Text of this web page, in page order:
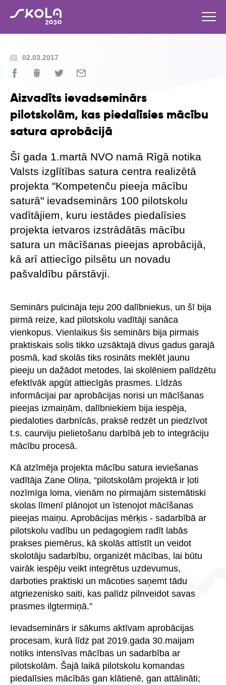
02.03.2017
Aizvadīts ievadseminārs
pilotskolām, kas piedalīsies mācību
satura aprobācijā
Šī gada 1.martā NVO namā Rīgā notika
Valsts izglītības satura centra realizētā
projekta "Kompetenču pieeja mācību
saturā" ievadseminārs 100 pilotskolu
vadītājiem, kuru iestādes piedalīsies
projekta ietvaros izstrādātās mācību
satura un mācīšanas pieejas aprobācijā,
kā arī attiecīgo pilsētu un novadu
pašvaldību pārstāvji.
Seminārs pulcināja teju 200 dalībniekus, un šī bija
pirmā reize, kad pilotskolu vadītāji sanāca
vienkopus. Vienlaikus šis seminārs bija pirmais
praktiskais solis tikko uzsāktajā divus gadus garajā
posmā, kad skolās tiks rosināts meklēt jaunu
pieeju un dažādot metodes, lai skolēniem palīdzētu
efektīvāk apgūt attiecīgās prasmes. Līdzās
informācijai par aprobācijas norisi un mācīšanas
pieejas izmaiņām, dalībniekiem bija iespēja,
piedaloties darbnīcās, praksē redzēt un piedzīvot
t.s. caurviju pielietošanu darbībā jeb to integrāciju
mācību procesā.
Kā atzīmēja projekta mācību satura ieviešanas
vadītāja Zane Oliņa, “pilotskolām projektā ir ļoti
nozīmīga loma, vienām no pirmajām sistemātiski
skolas līmenī plānojot un īstenojot mācīšanas
pieejas maiņu. Aprobācijas mērķis - sadarbībā ar
pilotskolu vadību un pedagogiem radīt labās
prakses piemērus, kā skolās attīstīt un veidot
skolotāju sadarbību, organizēt mācības, lai būtu
vairāk iespēju veikt integrētus uzdevumus,
darboties praktiski un mācoties saņemt tādu
atgriezenisko saiti, kas palīdz pilnveidot savas
prasmes ilgtermiņā.”
Ievadseminārs ir sākums aktīvam aprobācijas
procesam, kurā līdz pat 2019.gada 30.maijam
notiks intensīvas mācības un sadarbība ar
pilotskolām. Šajā laikā pilotskolu komandas
piedalīsies mācībās gan klātienē, gan attālināti;